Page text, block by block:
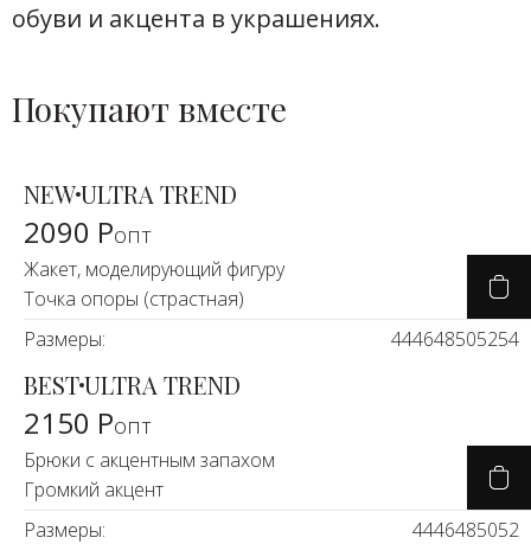
обуви и акцента в украшениях.
Покупают вместе
NEWULTRA TREND
2090 Ропт
Жакет, моделирующий фигуру
Точка опоры (страстная)
Размеры:
444648505254
BESTULTRA TREND
2150 Ропт
Брюки с акцентным запахом
Громкий акцент
Размеры:
4446485052